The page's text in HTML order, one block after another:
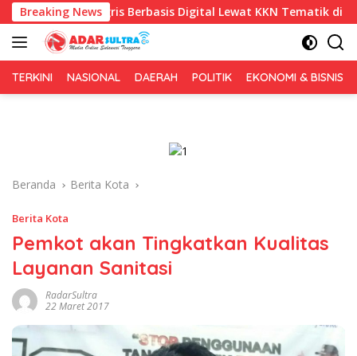
Langsung
ke
konten
Breaking News
Berbasis Digital Lewat KKN Tematik di Desa Alebo
TERKINI NASIONAL DAERAH POLITIK EKONOMI & BISNIS
Beranda Berita Kota
Berita Kota
Pemkot akan Tingkatkan Kualitas
Layanan Sanitasi
RadarSultra
22 Maret 2017